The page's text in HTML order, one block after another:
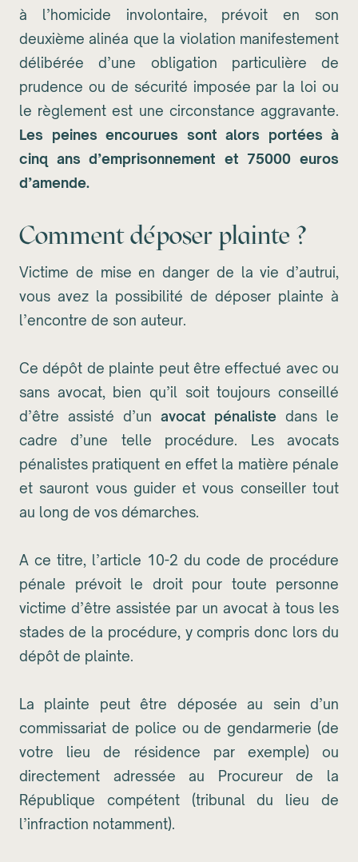
à l’homicide involontaire, prévoit en son
deuxième alinéa que la violation manifestement
délibérée d’une obligation particulière de
prudence ou de sécurité imposée par la loi ou
le règlement est une circonstance aggravante.
Les peines encourues sont alors portées à
cinq ans d’emprisonnement et 75000 euros
d’amende.
Comment déposer plainte ?
Victime de mise en danger de la vie d’autrui,
vous avez la possibilité de déposer plainte à
l’encontre de son auteur.
Ce dépôt de plainte peut être effectué avec ou
sans avocat, bien qu’il soit toujours conseillé
d’être assisté d’un avocat pénaliste dans le
cadre d’une telle procédure. Les avocats
pénalistes pratiquent en effet la matière pénale
et sauront vous guider et vous conseiller tout
au long de vos démarches.
A ce titre, l’article 10-2 du code de procédure
pénale prévoit le droit pour toute personne
victime d’être assistée par un avocat à tous les
stades de la procédure, y compris donc lors du
dépôt de plainte.
La plainte peut être déposée au sein d’un
commissariat de police ou de gendarmerie (de
votre lieu de résidence par exemple) ou
directement adressée au Procureur de la
République compétent (tribunal du lieu de
l’infraction notamment).